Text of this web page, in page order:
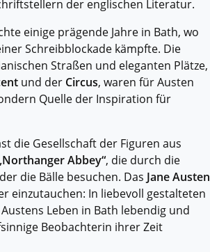
der englischen Literatur.
einige prägende Jahre in Bath, wo
Schreibblockade kämpfte. Die
Straßen und eleganten Plätze,
und der Circus, waren für Austen
Quelle der Inspiration für
die Gesellschaft der Figuren aus
Abbey“, die durch die
die Bälle besuchen. Das Jane Austen
einzutauchen: In liebevoll gestalteten
Leben in Bath lebendig und
Beobachterin ihrer Zeit